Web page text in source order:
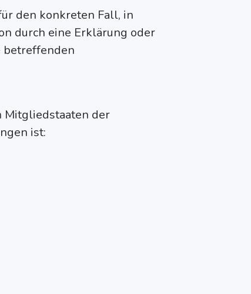
den konkreten Fall, in
durch eine Erklärung oder
betreffenden
Mitgliedstaaten der
ist: